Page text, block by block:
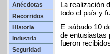
Anécdotas
Recorridos
Historia
Industria
Seguridad
La realización
todo el país y
El sábado 10
de entusiastas
fueron